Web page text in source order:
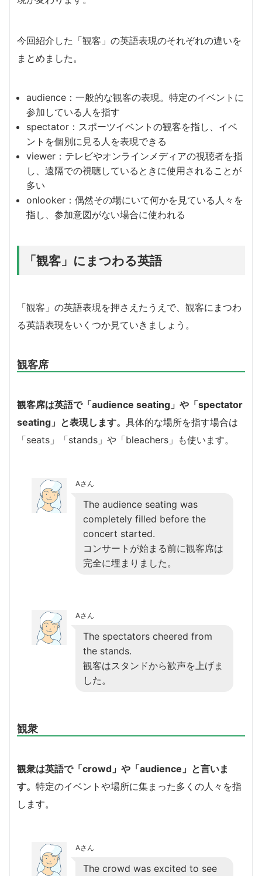
今回紹介した「観客」の英語表現のそれぞれの違いを
まとめました。
audience：一般的な観客の表現。特定のイベントに
参加している人を指す
spectator：スポーツイベントの観客を指し、イベ
ントを個別に見る人を表現できる
viewer：テレビやオンラインメディアの視聴者を指
し、遠隔での視聴しているときに使用されることが
多い
onlooker：偶然その場にいて何かを見ている人々を
指し、参加意図がない場合に使われる
「観客」にまつわる英語
「観客」の英語表現を押さえたうえで、観客にまつわ
る英語表現をいくつか見ていきましょう。
観客席
観客席は英語で「audience seating」や「spectator
seating」と表現します。 具体的な場所を指す場合は
「seats」「stands」や「bleachers」も使います。
Aさん
The audience seating was
completely filled before the
concert started.
コンサートが始まる前に観客席は
完全に埋まりました。
Aさん
The spectators cheered from
the stands.
観客はスタンドから歓声を上げま
した。
観衆
観衆は英語で「crowd」や「audience」と言いま
す。 特定のイベントや場所に集まった多くの人々を指
します。
Aさん
The crowd was excited to see